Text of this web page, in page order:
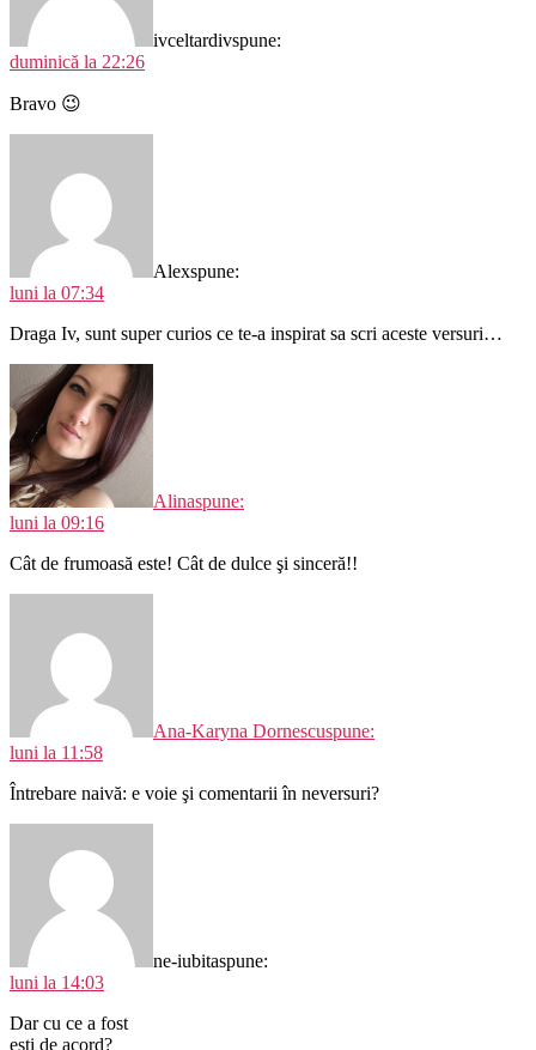
ivceltardivspune:
duminică la 22:26
Bravo 😉
Alexspune:
luni la 07:34
Draga Iv, sunt super curios ce te-a inspirat sa scri aceste versuri…
Alinaspune:
luni la 09:16
Cât de frumoasă este! Cât de dulce şi sinceră!!
Ana-Karyna Dornescuspune:
luni la 11:58
Întrebare naivă: e voie şi comentarii în neversuri?
ne-iubitaspune:
luni la 14:03
Dar cu ce a fost
esti de acord?